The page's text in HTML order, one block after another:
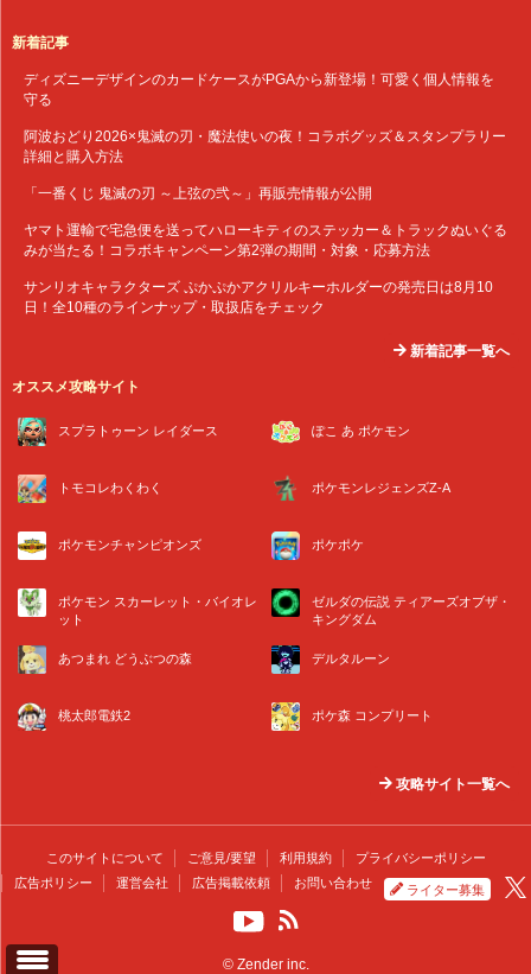
新着記事
ディズニーデザインのカードケースがPGAから新登場！可愛く個人情報を
守る
阿波おどり2026×鬼滅の刃・魔法使いの夜！コラボグッズ＆スタンプラリー
詳細と購入方法
「一番くじ 鬼滅の刃 ～上弦の弐～」再販売情報が公開
ヤマト運輸で宅急便を送ってハローキティのステッカー＆トラックぬいぐる
みが当たる！コラボキャンペーン第2弾の期間・対象・応募方法
サンリオキャラクターズ ぷかぷかアクリルキーホルダーの発売日は8月10
日！全10種のラインナップ・取扱店をチェック
新着記事一覧へ
オススメ攻略サイト
スプラトゥーン レイダース ぽこ あ ポケモン
トモコレわくわく ポケモンレジェンズZ-A
ポケモンチャンピオンズ ポケポケ
ポケモン スカーレット・バイオレ
ット
ゼルダの伝説 ティアーズオブザ・
キングダム
あつまれ どうぶつの森 デルタルーン
桃太郎電鉄2 ポケ森 コンプリート
攻略サイト一覧へ
このサイトについて ご意見/要望 利用規約
プライバシーポリシー
広告ポリシー
運営会社 広告掲載依頼 お問い合わせ ライター募集
© Zender inc.